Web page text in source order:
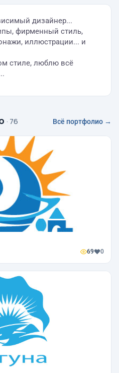
дизайнер...
фирменный стиль,
иллюстрации... и
стиле, люблю всё
· 76 Всё портфолио →
69 0